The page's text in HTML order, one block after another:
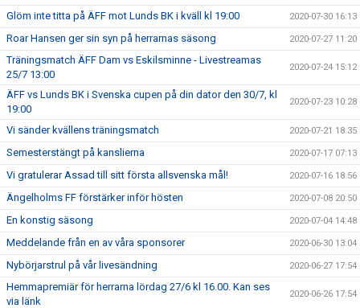
Glöm inte titta på ÄFF mot Lunds BK i kväll kl 19:00 2020-07-30 16:13
Roar Hansen ger sin syn på herrarnas säsong 2020-07-27 11:20
Träningsmatch ÄFF Dam vs Eskilsminne - Livestreamas
25/7 13:00
2020-07-24 15:12
ÄFF vs Lunds BK i Svenska cupen på din dator den 30/7, kl
19:00
2020-07-23 10:28
Vi sänder kvällens träningsmatch 2020-07-21 18:35
Semesterstängt på kanslierna 2020-07-17 07:13
Vi gratulerar Assad till sitt första allsvenska mål! 2020-07-16 18:56
Ängelholms FF förstärker inför hösten 2020-07-08 20:50
En konstig säsong 2020-07-04 14:48
Meddelande från en av våra sponsorer 2020-06-30 13:04
Nybörjarstrul på vår livesändning 2020-06-27 17:54
Hemmapremiär för herrarna lördag 27/6 kl 16.00. Kan ses
via länk
2020-06-26 17:54